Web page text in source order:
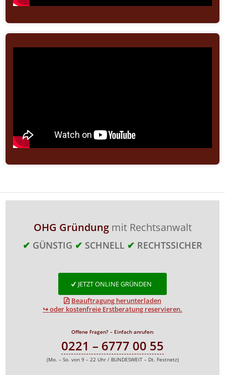
OHG Gründungmit Rechtsanwalt
✔ GÜNSTIG ✔ SCHNELL ✔ RECHTSSICHER
JETZT ONLINE GRÜNDEN
Beauftragung herunterladen
↪ oder kostenfreie Erstberatung reservieren.
Offene Fragen? – Einfach anrufen:
0221 – 6777 00 55
(Mo. – So. von 9 – 22 Uhr / BUNDESWEIT – Dt. Festnetz)